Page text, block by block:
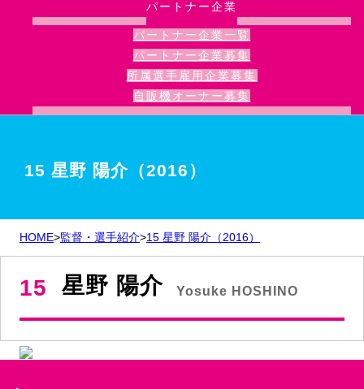
パートナー企業
パートナー企業一覧
パートナー企業募集
所属選手雇用企業募集
自販機オーナー募集
15 星野 陽介（2016）
HOME>監督・選手紹介>15 星野 陽介（2016）
15 星野 陽介 Yosuke HOSHINO